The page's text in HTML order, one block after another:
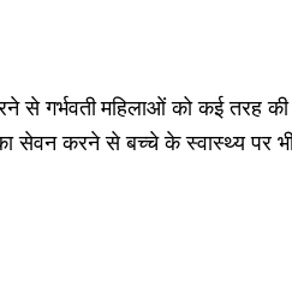
से गर्भवती महिलाओं को कई तरह
सेवन करने से बच्चे के स्वास्थ्य पर